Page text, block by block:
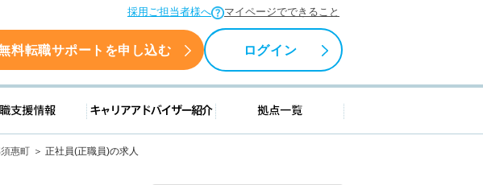
採用ご担当者様へ マイページでできること
料転職サポートを申し込む ログイン
例 転職支援情報 キャリアアドバイザー紹介 拠点一覧
惠町 正社員(正職員)の求人